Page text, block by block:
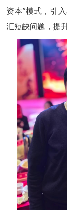
资本”模式，引
汇短缺问题，提